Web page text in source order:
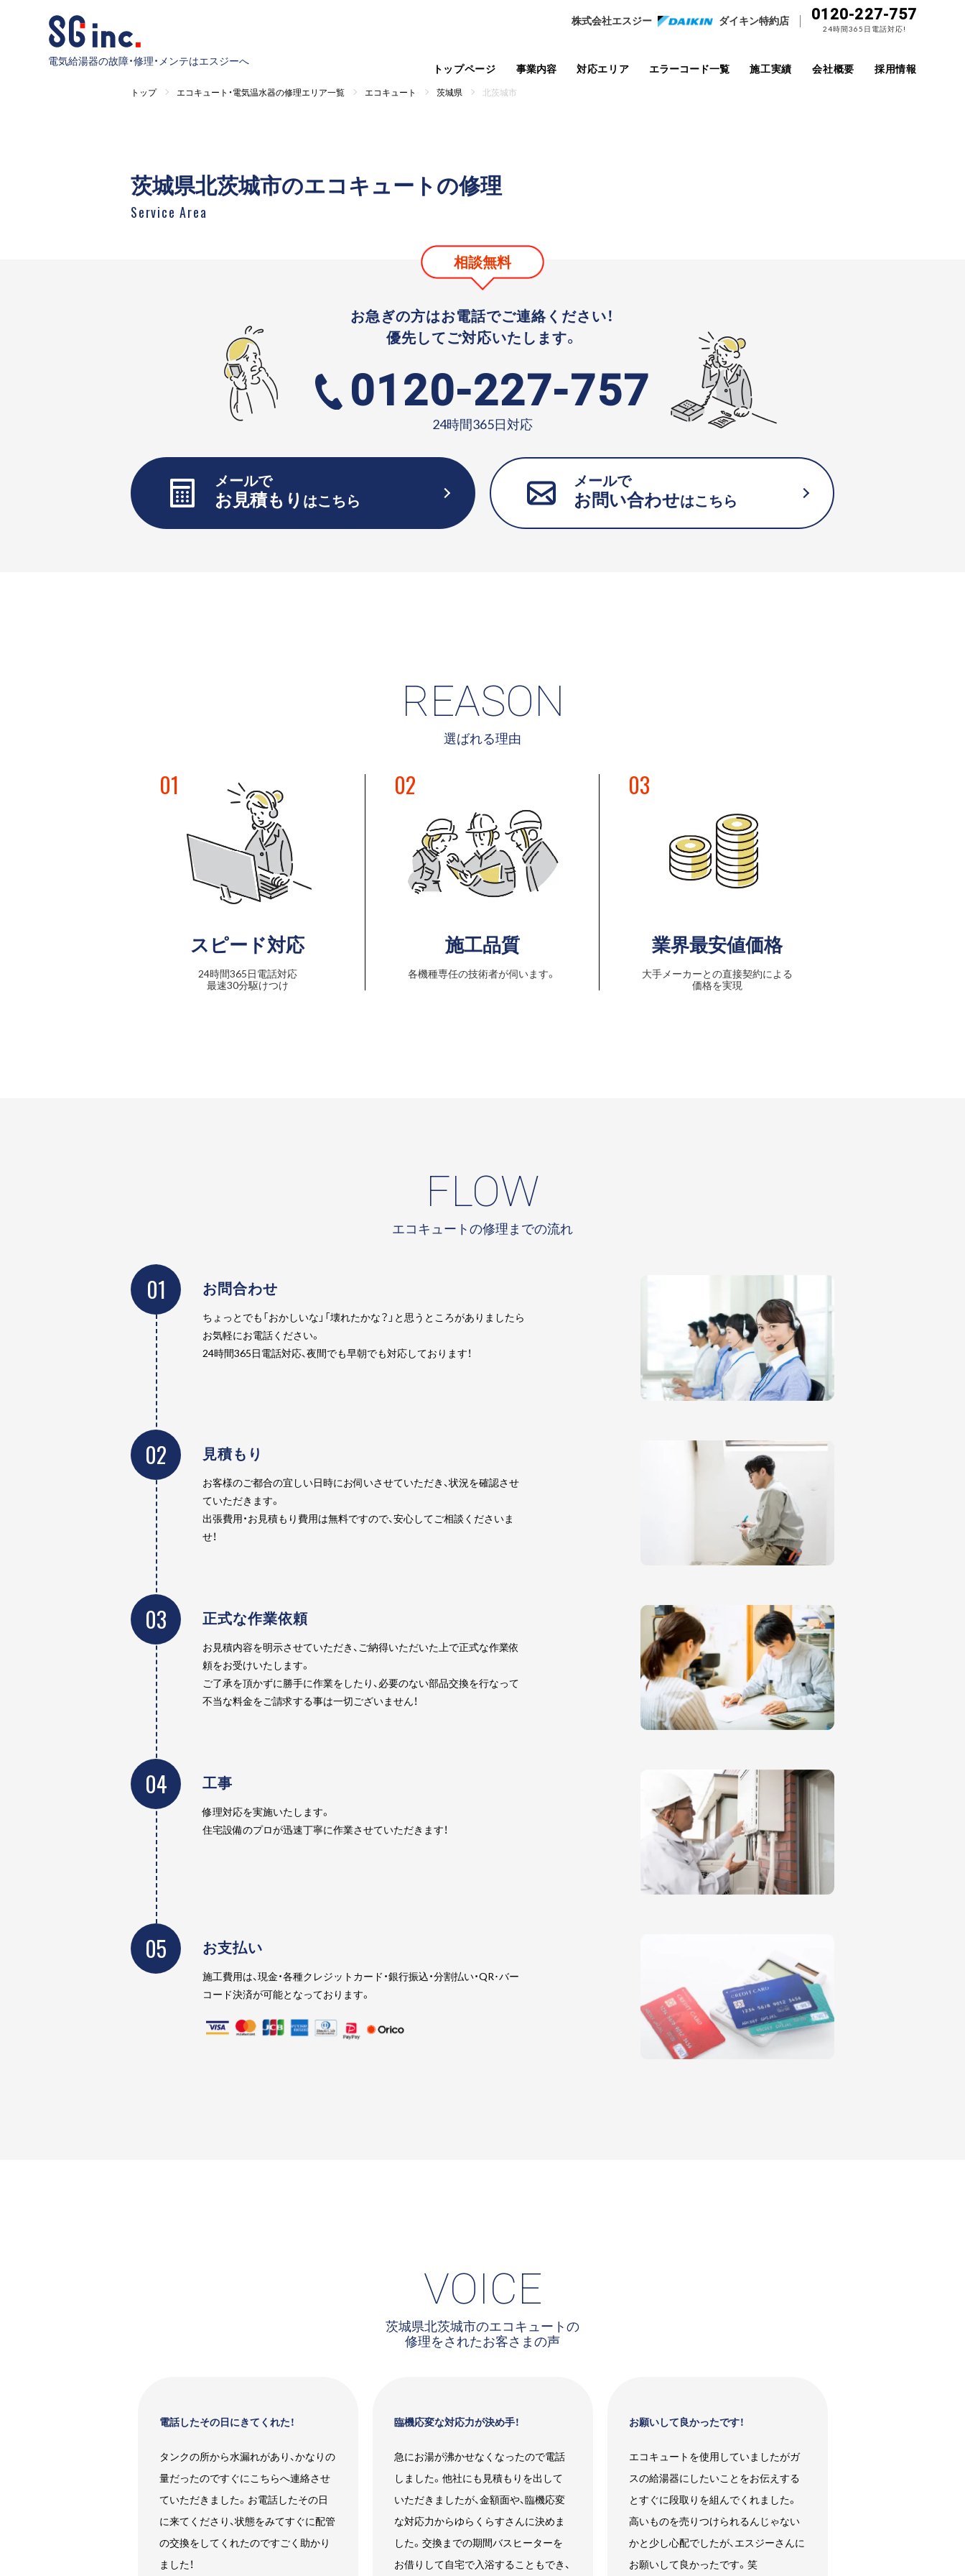
電気給湯器の故障・修理・メンテはエスジーへ
株式会社エスジー ダイキン特約店 0120-227-757
24時間365日電話対応!
トップページ 事業内容 対応エリア エラーコード一覧 施工実績 会社概要 採用情報
トップ エコキュート・電気温水器の修理エリア一覧 エコキュート 茨城県 北茨城市
茨城県北茨城市のエコキュートの修理
Service Area
相談無料
お急ぎの方はお電話でご連絡ください！
優先してご対応いたします。
0120-227-757
24時間365日対応
メールで
お見積もり はこちら
メールで
お問い合わせはこちら
REASON
選ばれる理由
01
スピード対応
24時間365日電話対応
最速30分駆けつけ
02
施工品質
各機種専任の技術者が伺います。
03
業界最安値価格
大手メーカーとの直接契約による
価格を実現
FLOW
エコキュートの修理までの流れ
01 お問合わせ
ちょっとでも「おかしいな」「壊れたかな？」と思うところがありましたら
お気軽にお電話ください。
24時間365日電話対応、夜間でも早朝でも対応しております！
02 見積もり
お客様のご都合の宜しい日時にお伺いさせていただき、状況を確認させ
ていただきます。
出張費用・お見積もり費用は無料ですので、安心してご相談くださいま
せ！
03 正式な作業依頼
お見積内容を明示させていただき、ご納得いただいた上で正式な作業依
頼をお受けいたします。
ご了承を頂かずに勝手に作業をしたり、必要のない部品交換を行なって
不当な料金をご請求する事は一切ございません！
04 工事
修理対応を実施いたします。
住宅設備のプロが迅速丁寧に作業させていただきます！
05 お支払い
施工費用は、現金・各種クレジットカード・銀行振込・分割払い・QR･バー
コード決済が可能となっております。
VOICE
茨城県北茨城市のエコキュートの
修理をされたお客さまの声
電話したその日にきてくれた！
タンクの所から水漏れがあり、かなりの
量だったのですぐにこちらへ連絡させ
ていただきました。お電話したその日
に来てくださり、状態をみてすぐに配管
の交換をしてくれたのですごく助かり
ました！
臨機応変な対応力が決め手！
急にお湯が沸かせなくなったので電話
しました。他社にも見積もりを出して
いただきましたが、金額面や、臨機応変
な対応力からゆらくらすさんに決めま
した。交換までの期間バスヒーターを
お借りして自宅で入浴することもでき、
お願いして良かったです！
エコキュートを使用していましたがガ
スの給湯器にしたいことをお伝えする
とすぐに段取りを組んでくれました。
高いものを売りつけられるんじゃない
かと少し心配でしたが、エスジーさんに
お願いして良かったです。笑